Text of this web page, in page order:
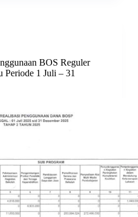
BOS Reguler
1 Juli – 31